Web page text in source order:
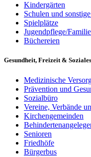
Kindergärten
Schulen und
Spielplätze
Jugendpflege/
Büchereien
Gesundheit, Freizeit & Soziales
Medizinische
Prävention und
Sozialbüro
Vereine, Verbände
Kirchengemeinden
Senioren
Friedhöfe
Bürgerbus